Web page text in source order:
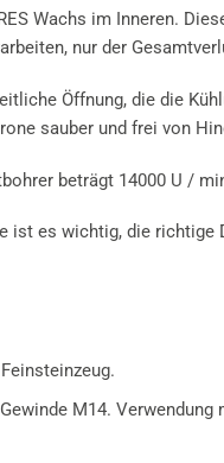
Wachs im Inneren.
nur der
Öffnung, die die
sauber und frei von
beträgt 14000 U /
ist es wichtig, die
M14.